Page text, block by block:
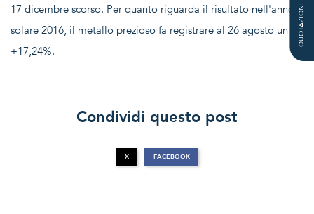
17 dicembre scorso. Per quanto riguarda il risultato nell'anno
solare 2016, il metallo prezioso fa registrare al 26 agosto un
+17,24%.
Condividi questo post
X FACEBOOK
QUOTAZIONE